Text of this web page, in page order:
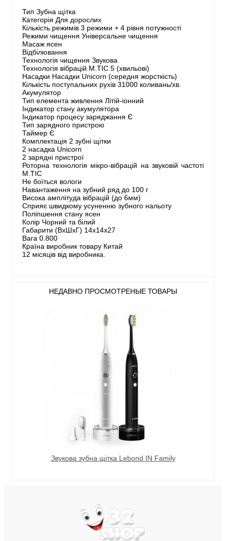
Тип Зубна щітка
Категорія Для дорослих
Кількість режимів 3 режими + 4 рівня потужності
Режими чищення Універсальне чищення
Масаж ясен
Відбілювання
Технологія чищення Звукова
Технологія вібрацій M.TIC 5 (хвильові)
Насадки Насадки Unicorn (середня жорсткість)
Кількість поступальних рухів 31000 коливань/хв.
Акумулятор
Тип елемента живлення Літій-іонний
Індикатор стану акумулятора
Індикатор процесу заряджання Є
Тип зарядного пристрою
Таймер Є
Комплектація 2 зубні щітки
2 насадка Unicorn
2 зарядні пристрої
Роторна технологія мікро-вібрацій на звуковій частоті
M.TIC
Не боїться вологи
Навантаження на зубний ряд до 100 г
Висока амплітуда вібрацій (до 6мм)
Сприяє швидкому усуненню зубного нальоту
Поліпшення стану ясен
Колір Чорний та білий
Габарити (ВхШхГ) 14х14х27
Вага 0.800
Країна виробник товару Китай
12 місяців від виробника.
НЕДАВНО ПРОСМОТРЕНЫЕ ТОВАРЫ
Звукова зубна щітка Lebond IN Family